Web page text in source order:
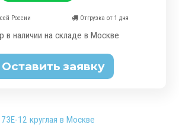
изготовления
России Отгрузка от 1 дня
в наличии на складе в Москве
заявку